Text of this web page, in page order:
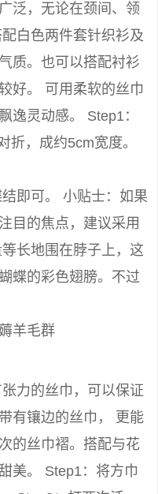
泛，无论在颈间、领
白色两件套针织衫及
质。也可以搭配衬衫
好。 可用柔软的丝巾
逸灵动感。 Step1：
折，成约5cm宽度。
即可。 小贴士：如果
目的焦点，建议采用
长地围在脖子上，这
蝶的彩色翅膀。不过
羊毛群
力的丝巾，可以保证
有镶边的丝巾， 更能
的丝巾褶。搭配与花
美。 Step1：将方巾